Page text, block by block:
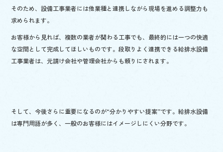
そのため、設備工事業者には他業種と連携しながら現場を進める調整力も
求められます。
お客様から見れば、複数の業者が関わる工事でも、最終的には一つの快適
な空間として完成してほしいものです。段取りよく連携できる給排水設備
工事業者は、元請け会社や管理会社からも頼りにされます。
そして、今後さらに重要になるのが“分かりやすい提案”です。給排水設備
は専門用語が多く、一般のお客様にはイメージしにくい分野です。